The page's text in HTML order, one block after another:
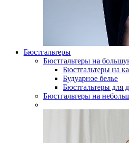
Бюстгальтеры
Бюстгальтеры на
Бюстгальтеры на
Будуарное белье
Бюстгальтеры для
Бюстгальтеры на